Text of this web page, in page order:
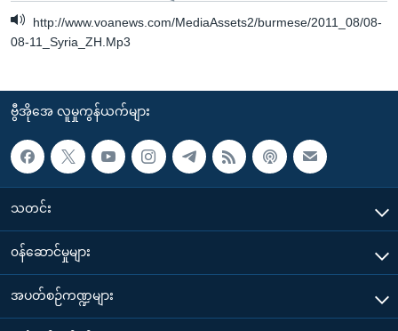
http://www.voanews.com/MediaAssets2/burmese/2011_08/08-
08-11_Syria_ZH.Mp3
ဗွီအိုအေ လူမှုကွန်ယက်များ
သတင်း
၀န်ဆောင်မှုများ
အပတ်စဉ်ကဏ္ဍများ